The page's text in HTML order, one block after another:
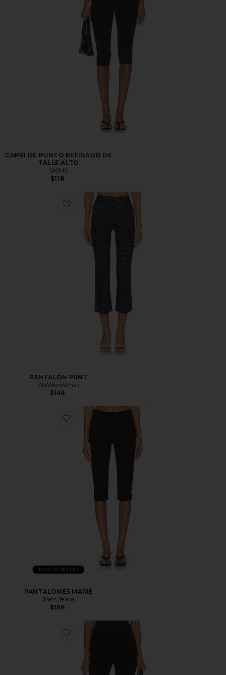
CAPRI DE PUNTO REFINADO DE
TALLE ALTO
SKIMS
$118
PANTALÓN PANT
WeWoreWhat
$148
MÁS VENDIDO
PANTALONES MARIE
Joe's Jeans
$168